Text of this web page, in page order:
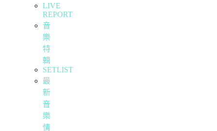
LIVE
REPORT
音
樂
特
輯
SETLIST
最
新
音
樂
情